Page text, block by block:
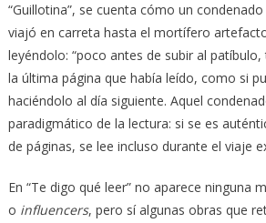
“Guillotina”, se cuenta cómo un
viajó en carreta hasta el mortífero
leyéndolo: “poco antes de subir al
la última página que había leído, como si
haciéndolo al día siguiente. Aquel
paradigmático de la lectura: si se es
de páginas, se lee incluso durante el viaje
En “Te digo qué leer” no aparece ninguna
o influencers, pero sí algunas obras que